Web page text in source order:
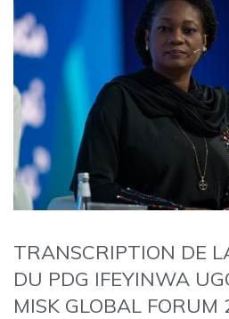
TRANSCRIPTION DE
DU PDG IFEYINWA
MISK GLOBAL FORUM